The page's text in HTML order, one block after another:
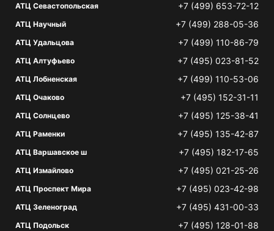
АТЦ Севастопольская +7 (499) 653-72-12
АТЦ Научный +7 (499) 288-05-36
АТЦ Удальцова +7 (499) 110-86-79
АТЦ Алтуфьево +7 (495) 023-81-52
АТЦ Лобненская +7 (499) 110-53-06
АТЦ Очаково +7 (495) 152-31-11
АТЦ Солнцево +7 (495) 125-38-41
АТЦ Раменки +7 (495) 135-42-87
АТЦ Варшавское ш +7 (495) 182-17-65
АТЦ Измайлово +7 (495) 021-25-26
АТЦ Проспект Мира +7 (495) 023-42-98
АТЦ Зеленоград +7 (495) 431-00-33
АТЦ Подольск +7 (495) 128-01-88